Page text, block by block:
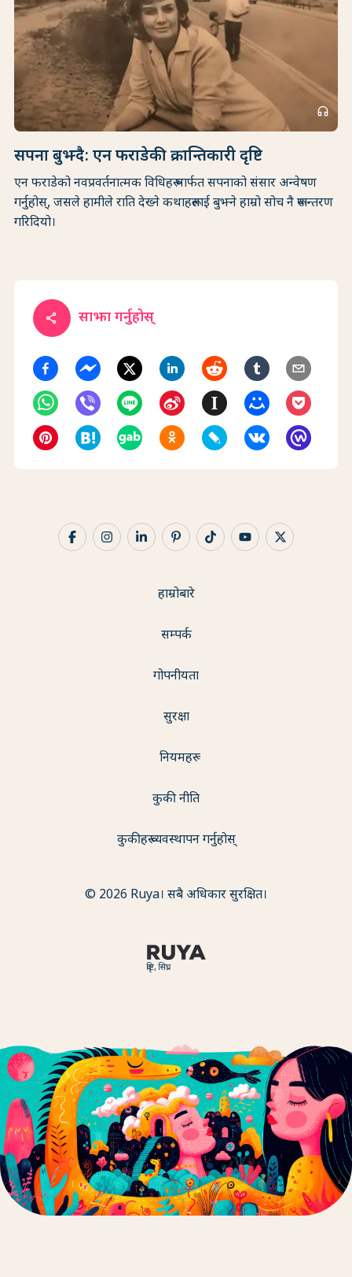
headphones
सपना बुझ्दै: एन फराडेकी क्रान्तिकारी दृष्टि
एन फराडेको नवप्रवर्तनात्मक विधिहरू मार्फत सपनाको संसार अन्वेषण
गर्नुहोस्, जसले हामीले राति देख्ने कथाहरूलाई बुझ्ने हाम्रो सोच नै रूपान्तरण
गरिदियो।
share साझा गर्नुहोस्
दृष्टि, सिघ्र
हाम्रोबारे
सम्पर्क
गोपनीयता
सुरक्षा
नियमहरू
कुकी नीति
कुकीहरू व्यवस्थापन गर्नुहोस्
© 2026 Ruya। सबै अधिकार सुरक्षित।